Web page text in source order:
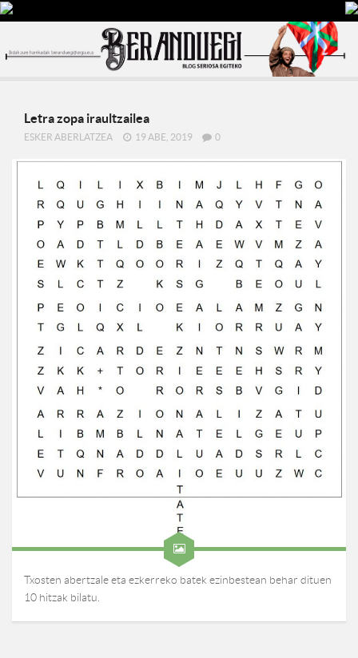
Letra zopa iraultzailea
ESKER ABERLATZEA 19 ABE, 2019 0
Txosten abertzale eta ezkerreko batek ezinbestean behar dituen
10 hitzak bilatu.